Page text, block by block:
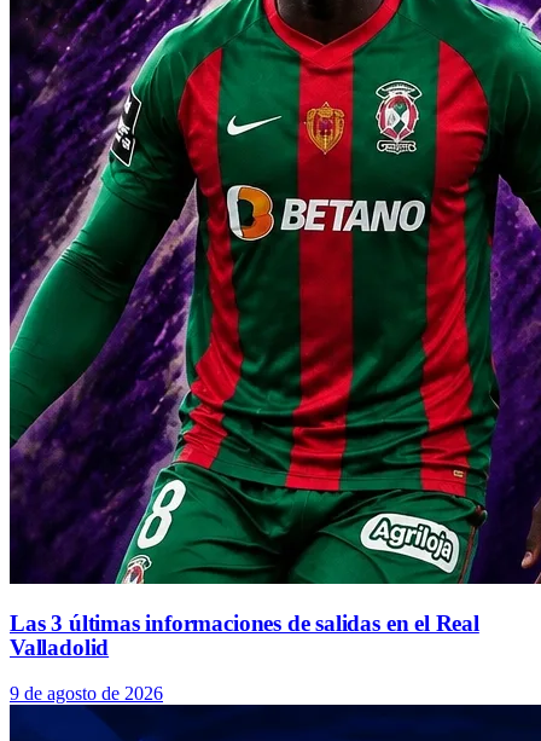
Las 3 últimas informaciones de salidas en el Real
Valladolid
9 de agosto de 2026